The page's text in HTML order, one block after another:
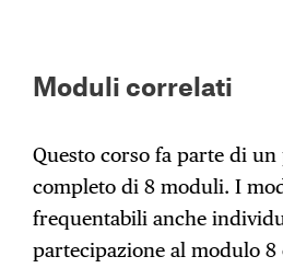
Moduli correlati
Questo corso fa parte di
completo di 8 moduli. I
frequentabili anche
partecipazione al modulo 8